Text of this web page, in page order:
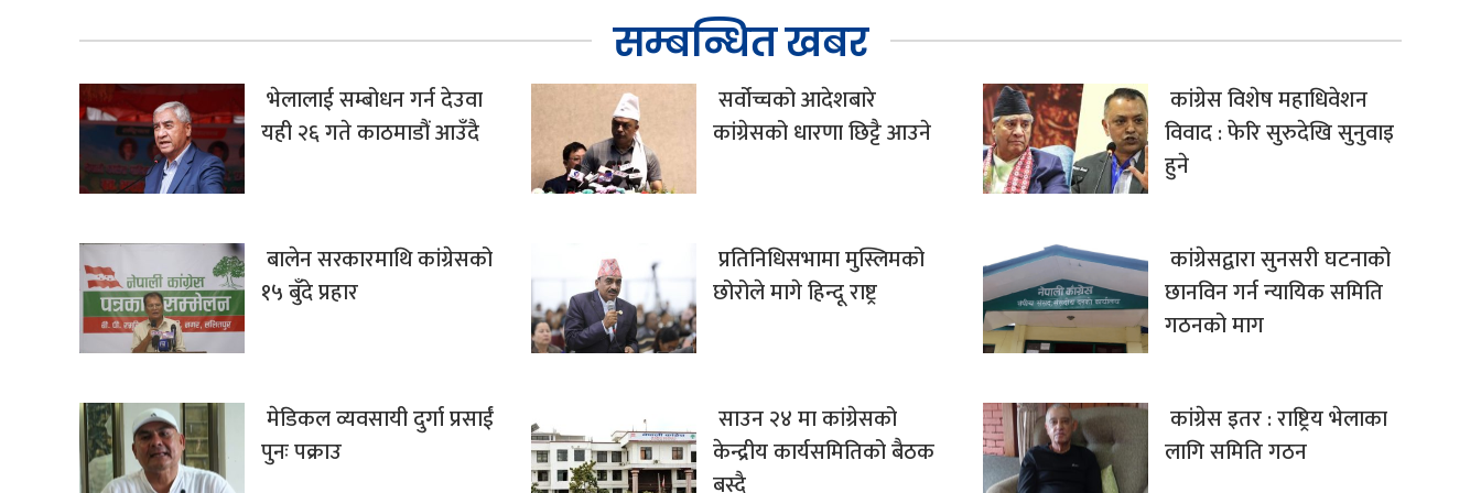
सम्बन्धित खबर
भेलालाई सम्बोधन गर्न देउवा
यही २६ गते काठमाडौं आउँदै
सर्वोच्चको आदेशबारे
कांग्रेसको धारणा छिट्टै आउने
कांग्रेस विशेष महाधिवेशन
विवाद : फेरि सुरुदेखि सुनुवाइ
हुने
बालेन सरकारमाथि कांग्रेसको
१५ बुँदे प्रहार
प्रतिनिधिसभामा मुस्लिमको
छोरोले मागे हिन्दू राष्ट्र
कांग्रेसद्वारा सुनसरी घटनाको
छानविन गर्न न्यायिक समिति
गठनको माग
मेडिकल व्यवसायी दुर्गा प्रसाईं
पुनः पक्राउ
साउन २४ मा कांग्रेसको
केन्द्रीय कार्यसमितिको बैठक
कांग्रेस इतर : राष्ट्रिय भेलाका
लागि समिति गठन